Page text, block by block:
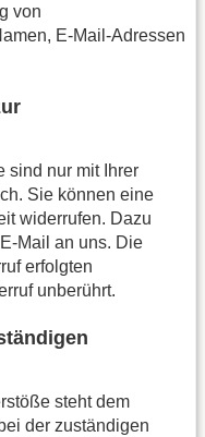
von
E-Mail-Adressen
sind nur mit Ihrer
Sie können eine
widerrufen. Dazu
Mail an uns. Die
erfolgten
unberührt.
steht dem
der zuständigen